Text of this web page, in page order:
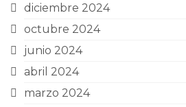
diciembre 2024
octubre 2024
junio 2024
abril 2024
marzo 2024